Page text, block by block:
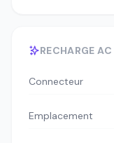
RECHARGE AC
Connecteur
Emplacement